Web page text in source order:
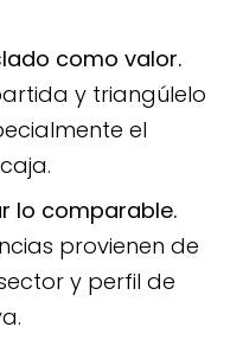
como valor.
y triangúlelo
el
lo comparable.
provienen de
y perfil de